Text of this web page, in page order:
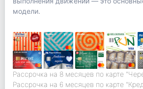
модели.
Рассрочка на 8 месяцев по карте
Рассрочка на 6 месяцев по карте